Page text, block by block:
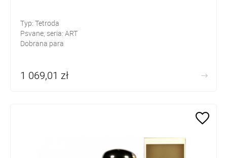
Typ: Tetroda
Psvane, seria: ART
Dobrana para
1 069,01 zł